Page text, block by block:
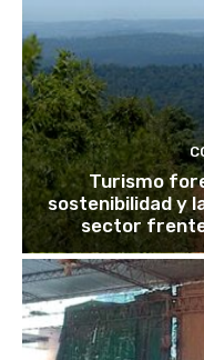
Turismo
sostenibilidad y
sector frente